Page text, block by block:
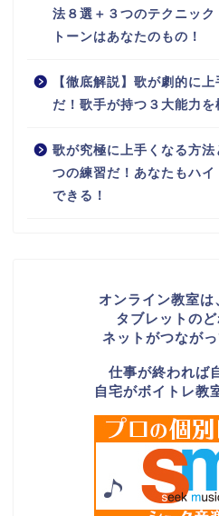
法８選＋３つのテクニッ
トーンはあなたのもの！
【徹底解説】歌が劇的に
だ！歌手が持つ３大能力を
歌が究極に上手くなる方
つの練習だ！あなたもハ
できる！
オンライン教室
タブレットの
ネットがつなが
仕事が終われば
自宅がボイトレ教